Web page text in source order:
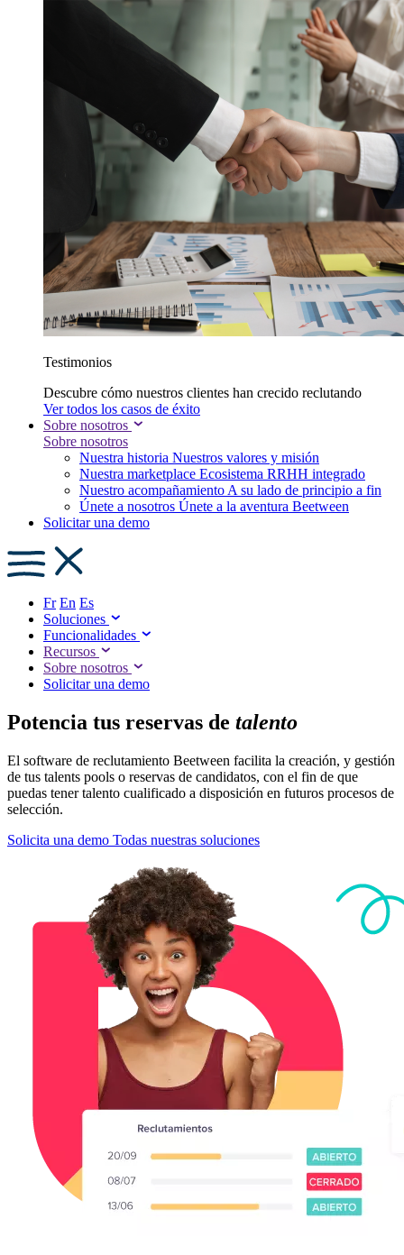
Testimonios
Descubre cómo nuestros clientes han crecido reclutando
Ver todos los casos de éxito
Sobre nosotros
Sobre nosotros
Nuestra historia Nuestros valores y misión
Nuestra marketplace Ecosistema RRHH integrado
Nuestro acompañamiento A su lado de principio a fin
Únete a nosotros Únete a la aventura Beetween
Solicitar una demo
Fr En Es
Soluciones
Funcionalidades
Recursos
Sobre nosotros
Solicitar una demo
Potencia tus reservas de talento
El software de reclutamiento Beetween facilita la creación, y gestión
de tus talents pools o reservas de candidatos, con el fin de que
puedas tener talento cualificado a disposición en futuros procesos de
selección.
Solicita una demo Todas nuestras soluciones